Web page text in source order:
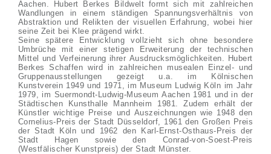
Aachen. Hubert Berkes Bildwelt formt sich mit zahlreichen
Wandlungen in einem ständigen Spannungsverhältnis von
Abstraktion und Relikten der visuellen Erfahrung, wobei hier
seine Zeit bei Klee prägend wirkt.
Seine spätere Entwicklung vollzieht sich ohne besondere
Umbrüche mit einer stetigen Erweiterung der technischen
Mittel und Verfeinerung ihrer Ausdrucksmöglichkeiten. Hubert
Berkes Schaffen wird in zahlreichen musealen Einzel- und
Gruppenausstellungen gezeigt u.a. im Kölnischen
Kunstverein 1949 und 1971, im Museum Ludwig Köln im Jahr
1979, im Suermondt-Ludwig-Museum Aachen 1981 und in der
Städtischen Kunsthalle Mannheim 1981. Zudem erhält der
Künstler wichtige Preise und Auszeichnungen wie 1948 den
Cornelius-Preis der Stadt Düsseldorf, 1961 den Großen Preis
der Stadt Köln und 1962 den Karl-Ernst-Osthaus-Preis der
Stadt Hagen sowie den Conrad-von-Soest-Preis
(Westfälischer Kunstpreis) der Stadt Münster.